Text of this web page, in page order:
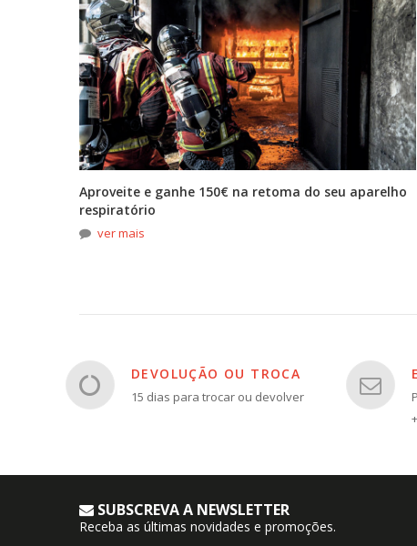
Aproveite e ganhe 150€ na retoma do seu aparelho
respiratório
ver mais
DEVOLUÇÃO OU TROCA
15 dias para trocar ou devolver
SUBSCREVA A NEWSLETTER
Receba as últimas novidades e promoções.